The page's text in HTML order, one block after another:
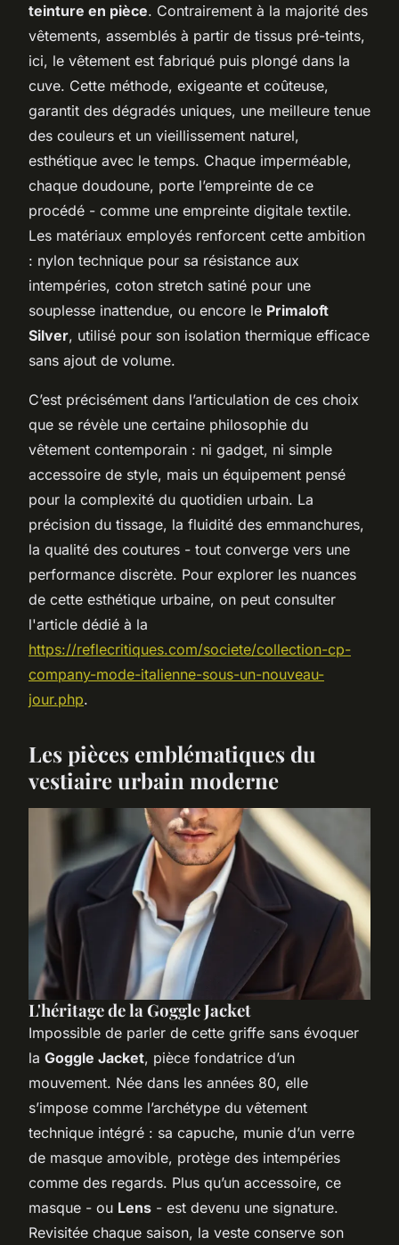
teinture en pièce. Contrairement à la majorité des
vêtements, assemblés à partir de tissus pré-teints,
ici, le vêtement est fabriqué puis plongé dans la
cuve. Cette méthode, exigeante et coûteuse,
garantit des dégradés uniques, une meilleure tenue
des couleurs et un vieillissement naturel,
esthétique avec le temps. Chaque imperméable,
chaque doudoune, porte l’empreinte de ce
procédé - comme une empreinte digitale textile.
Les matériaux employés renforcent cette ambition
: nylon technique pour sa résistance aux
intempéries, coton stretch satiné pour une
souplesse inattendue, ou encore le Primaloft
Silver, utilisé pour son isolation thermique efficace
sans ajout de volume.
C’est précisément dans l’articulation de ces choix
que se révèle une certaine philosophie du
vêtement contemporain : ni gadget, ni simple
accessoire de style, mais un équipement pensé
pour la complexité du quotidien urbain. La
précision du tissage, la fluidité des emmanchures,
la qualité des coutures - tout converge vers une
performance discrète. Pour explorer les nuances
de cette esthétique urbaine, on peut consulter
l'article dédié à la
https://reflecritiques.com/societe/collection-cp-
company-mode-italienne-sous-un-nouveau-
jour.php.
Les pièces emblématiques du
vestiaire urbain moderne
L'héritage de la Goggle Jacket
Impossible de parler de cette griffe sans évoquer
la Goggle Jacket, pièce fondatrice d’un
mouvement. Née dans les années 80, elle
s’impose comme l’archétype du vêtement
technique intégré : sa capuche, munie d’un verre
de masque amovible, protège des intempéries
comme des regards. Plus qu’un accessoire, ce
masque - ou Lens - est devenu une signature.
Revisitée chaque saison, la veste conserve son